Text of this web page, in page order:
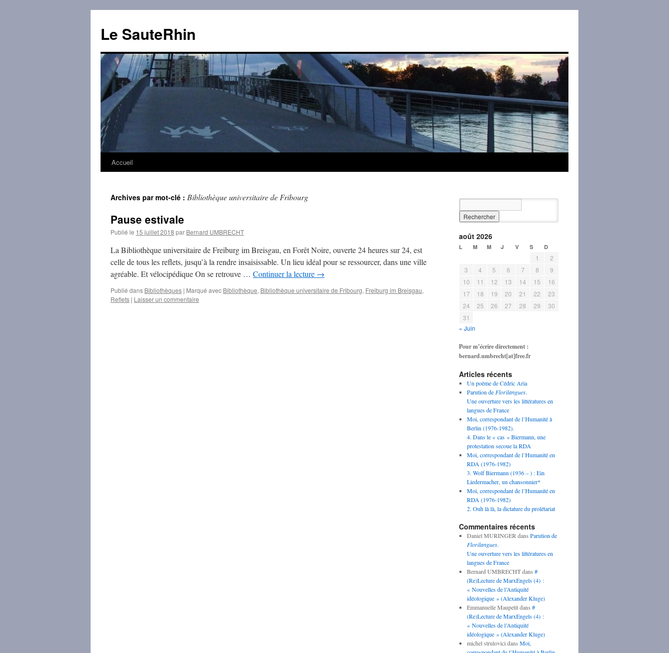
contenu
Le SauteRhin
Accueil
Archives par mot-clé : Bibliothèque universitaire de Fribourg
Pause estivale
Publié le 15 juillet 2018 par Bernard UMBRECHT
La Bibliothèque universitaire de Freiburg im Breisgau, en Forêt Noire, ouverte 24 heures sur 24, est
celle de tous les reflets, jusqu’à la rendre insaisissable. Un lieu idéal pour se ressourcer, dans une ville
agréable. Et vélocipédique On se retrouve … Continuer la lecture →
Publié dans Bibliothèques | Marqué avec Bibliothèque, Bibliothèque universitaire de Fribourg, Freiburg im Breisgau,
Reflets | Laisser un commentaire
août 2026
L M M J V S D
1
2
3
4 5 6 7 8
9
10
11 12 13 14 15
16
17
18 19 20 21 22
23
24
25 26 27 28 29
30
31
« Juin
Pour m’écrire directement :
bernard.umbrecht[at]free.fr
Articles récents
Un poème de Cédric Aria
Parution de Florilangues.
Une ouverture vers les littératures en
langues de France
Moi, correspondant de l’Humanité à
Berlin (1976-1982).
4. Dans le « cas » Biermann, une
protestation secoue la RDA
Moi, correspondant de l’Humanité en
RDA (1976-1982)
3. Wolf Biermann (1936 – ) : Ein
Liedermacher, un chansonnier*
Moi, correspondant de l’Humanité en
RDA (1976-1982)
2. Ouh là là, la dictature du prolétariat
Commentaires récents
Daniel MURINGER dans Parution de
Florilangues.
Une ouverture vers les littératures en
langues de France
Bernard UMBRECHTdans #
(Re)Lecture de MarxEngels (4) :
« Nouvelles de l’Antiquité
idéologique » (Alexander Kluge)
Emmanuelle Maupetitdans #
(Re)Lecture de MarxEngels (4) :
« Nouvelles de l’Antiquité
idéologique » (Alexander Kluge)
michel strulovici dans Moi,